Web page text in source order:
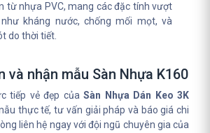
từ nhựa PVC, mang các đặc tính vượt
kháng nước, chống mối mọt, và
do thời tiết.
và nhận mẫu Sàn Nhựa K160
tiếp vẻ đẹp của Sàn Nhựa Dán Keo 3K
thực tế, tư vấn giải pháp và báo giá chi
liên hệ ngay với đội ngũ chuyên gia của